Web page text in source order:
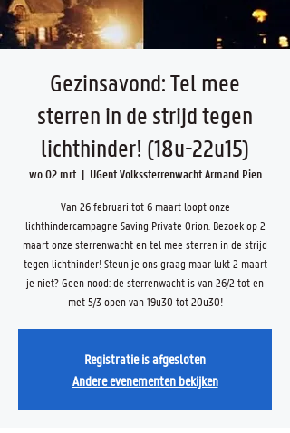
Gezinsavond: Tel mee
sterren in de strijd tegen
lichthinder! (18u-22u15)
wo 02 mrt
  |
UGent Volkssterrenwacht Armand Pien
Van 26 februari tot 6 maart loopt onze
lichthindercampagne Saving Private Orion. Bezoek op 2
maart onze sterrenwacht en tel mee sterren in de strijd
tegen lichthinder! Steun je ons graag maar lukt 2 maart
je niet? Geen nood: de sterrenwacht is van 26/2 tot en
met 5/3 open van 19u30 tot 20u30!
Registratie is afgesloten
Andere evenementen bekijken